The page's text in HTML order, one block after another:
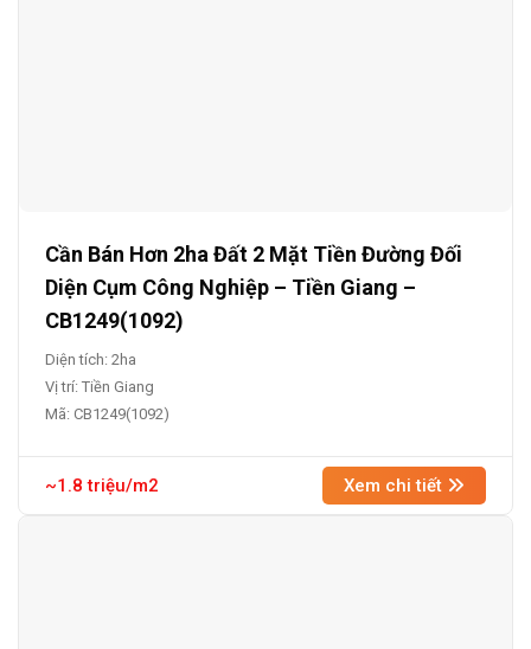
Cần Bán Hơn 2ha Đất 2 Mặt Tiền Đường Đối
Diện Cụm Công Nghiệp – Tiền Giang –
CB1249(1092)
Diện tích: 2ha
Vị trí: Tiền Giang
Mã: CB1249(1092)
~1.8 triệu/m2 Xem chi tiết